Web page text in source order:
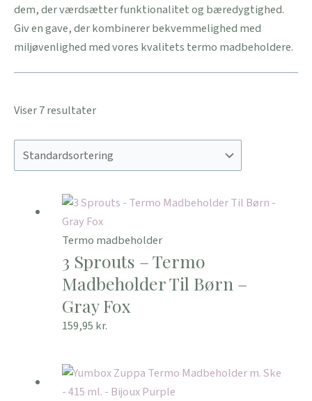
dem, der værdsætter funktionalitet og bæredygtighed.
Giv en gave, der kombinerer bekvemmelighed med
miljøvenlighed med vores kvalitets termo madbeholdere.
Viser 7 resultater
Termo madbeholder
3 Sprouts – Termo
Madbeholder Til Børn –
Gray Fox
159,95 kr.